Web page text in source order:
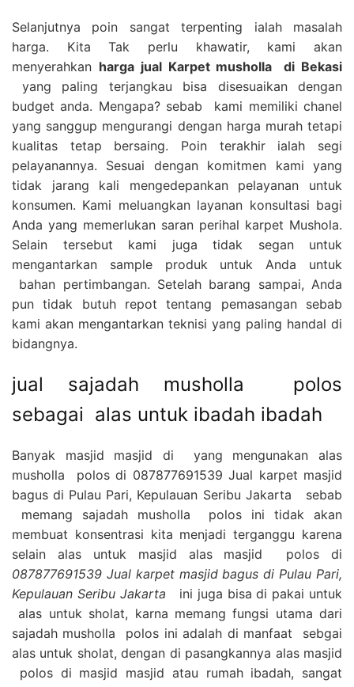
Selanjutnya poin sangat terpenting ialah masalah
harga. Kita Tak perlu khawatir, kami akan
menyerahkan harga jual Karpet musholla
di Bekasi
yang paling terjangkau bisa disesuaikan dengan
budget anda. Mengapa? sebab kami memiliki chanel
yang sanggup mengurangi dengan harga murah tetapi
kualitas tetap bersaing. Poin terakhir ialah segi
pelayanannya. Sesuai dengan komitmen kami yang
tidak jarang kali mengedepankan pelayanan untuk
konsumen. Kami meluangkan layanan konsultasi bagi
Anda yang memerlukan saran perihal karpet Mushola.
Selain tersebut kami juga tidak segan untuk
mengantarkan sample produk untuk Anda untuk
bahan pertimbangan. Setelah barang sampai, Anda
pun tidak butuh repot tentang pemasangan sebab
kami akan mengantarkan teknisi yang paling handal di
bidangnya.
jual sajadah musholla polos
sebagai alas untuk ibadah ibadah
Banyak masjid masjid di yang mengunakan alas
musholla polos di 087877691539 Jual karpet masjid
bagus di Pulau Pari, Kepulauan Seribu Jakarta sebab
memang sajadah musholla polos ini tidak akan
membuat konsentrasi kita menjadi terganggu karena
selain alas untuk masjid alas masjid polos di
087877691539 Jual karpet masjid bagus di Pulau Pari,
Kepulauan Seribu Jakarta
ini juga bisa di pakai untuk
alas untuk sholat, karna memang fungsi utama dari
sajadah musholla polos ini adalah di manfaat sebgai
alas untuk sholat, dengan di pasangkannya alas masjid
polos di masjid masjid atau rumah ibadah, sangat